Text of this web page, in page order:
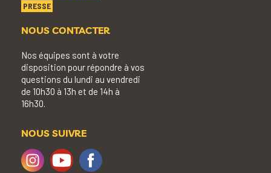
PRESSE
NOUS CONTACTER
Nos équipes sont à votre
disposition pour répondre à vos
questions du lundi au vendredi
de 10h30 à 13h et de 14h à
16h30.
NOUS SUIVRE